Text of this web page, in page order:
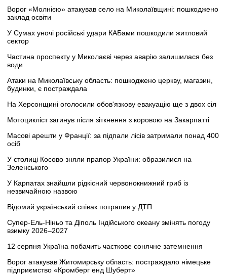
Ворог «Молнією» атакував село на Миколаївщині: пошкоджено
заклад освіти
У Сумах уночі російські удари КАБами пошкодили житловий
сектор
Частина проспекту у Миколаєві через аварію залишилася без
води
Атаки на Миколаївську область: пошкоджено церкву, магазин,
будинки, є постраждала
На Херсонщині оголосили обов'язкову евакуацію ще з двох сіл
Мотоцикліст загинув після зіткнення з коровою на Закарпатті
Масові арешти у Франції: за підпали лісів затримали понад 400
осіб
У столиці Косово зняли прапор України: образилися на
Зеленського
У Карпатах знайшли рідкісний червонокнижний гриб із
незвичайною назвою
Відомий український співак потрапив у ДТП
Супер-Ель-Ніньо та Діполь Індійського океану змінять погоду
взимку 2026–2027
12 серпня Україна побачить часткове сонячне затемнення
Ворог атакував Житомирську область: постраждало німецьке
підприємство «Кромберг енд Шуберт»